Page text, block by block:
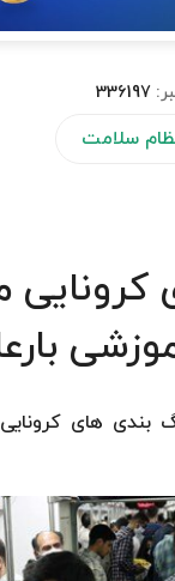
336197
سلامت
بندی های